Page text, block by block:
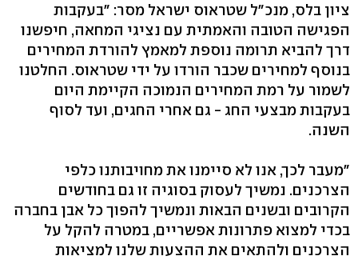
ציון בלס, מנכ"ל שטראוס ישראל מסר: "בעקבות
הפגישה הטובה והאמתית עם נציגי המחאה, חיפשנו
דרך להביא תרומה נוספת למאמץ להורדת המחירים
בנוסף למחירים שכבר הורדו על ידי שטראוס. החלטנו
לשמור על רמת המחירים הנמוכה הקיימת היום
בעקבות מבצעי החג - גם אחרי החגים, ועד לסוף
השנה.
"מעבר לכך, אנו לא סיימנו את מחויבותנו כלפי
הצרכנים. נמשיך לעסוק בסוגיה זו גם בחודשים
הקרובים ובשנים הבאות ונמשיך להפוך כל אבן בחברה
בכדי למצוא פתרונות אפשריים, במטרה להקל על
הצרכנים ולהתאים את ההצעות שלנו למציאות